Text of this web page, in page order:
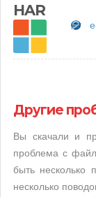
HAR
Другие
Вы скачали и
проблема с
быть несколько
несколько